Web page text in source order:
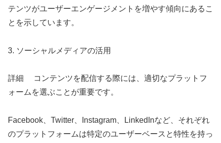
テンツがユーザーエンゲージメントを増やす傾向にあるこ
とを示しています。
3. ソーシャルメディアの活用
詳細 コンテンツを配信する際には、適切なプラットフ
ォームを選ぶことが重要です。
Facebook、Twitter、Instagram、LinkedInなど、それぞれ
のプラットフォームは特定のユーザーベースと特性を持っ